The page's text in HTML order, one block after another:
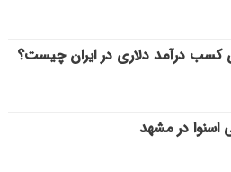
کسب درآمد دلاری در ایران چیست؟
اسنوا در مشهد